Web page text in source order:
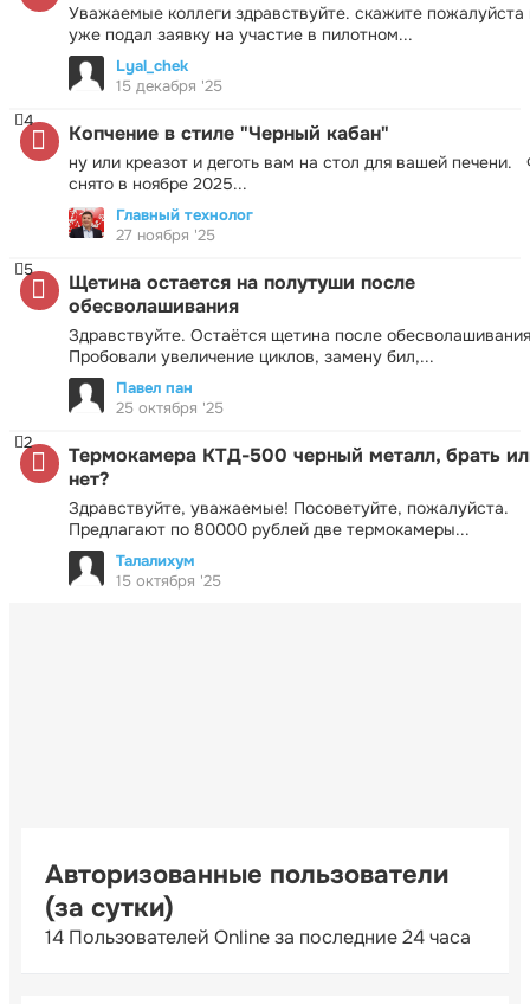
Уважаемые коллеги здравствуйте. скажите пожалуйста
уже подал заявку на участие в пилотном...
Lyal_chek
15 декабря '25
Копчение в стиле "Черный кабан"
ну или креазот и деготь вам на стол для вашей печени.
снято в ноябре 2025...
4
Главный технолог
27 ноября '25
Щетина остается на полутуши после
обесволашивания
Здравствуйте. Остаётся щетина после
Пробовали увеличение циклов, замену бил,...
5
Павел пан
25 октября '25
Термокамера КТД-500 черный металл, брать
нет?
Здравствуйте, уважаемые! Посоветуйте, пожалуйста.
Предлагают по 80000 рублей две термокамеры...
2
Талалихум
15 октября '25
Авторизованные пользователи
(за сутки)
14 Пользователей Online за последние 24 часа